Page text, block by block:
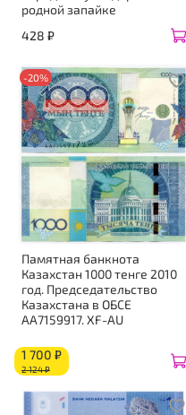
родной запайке
428 ₽
-20%
Памятная банкнота
Казахстан 1000 тенге 2010
год. Председательство
Казахстана в ОБСЕ
АА7159917. XF-AU
1 700 ₽
2 124 ₽